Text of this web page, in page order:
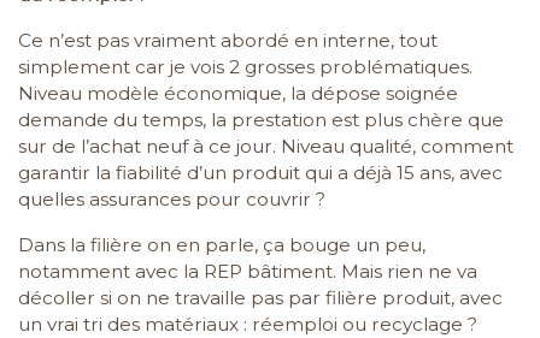
Ce n’est pas vraiment abordé en interne, tout
simplement car je vois 2 grosses problématiques.
Niveau modèle économique, la dépose soignée
demande du temps, la prestation est plus chère que
sur de l’achat neuf à ce jour. Niveau qualité, comment
garantir la fiabilité d’un produit qui a déjà 15 ans, avec
quelles assurances pour couvrir ?
Dans la filière on en parle, ça bouge un peu,
notamment avec la REP bâtiment. Mais rien ne va
décoller si on ne travaille pas par filière produit, avec
un vrai tri des matériaux : réemploi ou recyclage ?